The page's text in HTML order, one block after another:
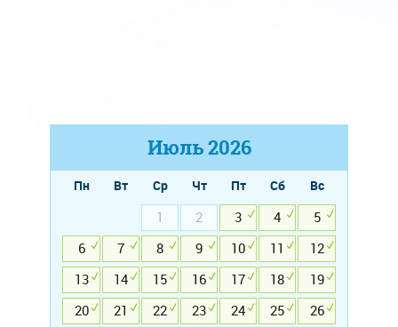
Июль2026
Пн Вт Ср Чт Пт Сб
Вс
1
2 3 4
5
6
7 8 9 10 11
12
13
14 15 16 17 18
19
20
21 22 23 24 25
26